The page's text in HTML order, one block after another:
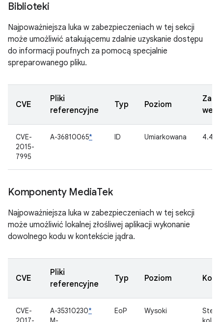
Biblioteki
Najpoważniejsza luka w zabezpieczeniach w tej sekcji
może umożliwić atakującemu zdalnie uzyskanie dostępu
do informacji poufnych za pomocą specjalnie
spreparowanego pliku.
CVE
Pliki
referencyjne
Typ Poziom
CVE-
2015-
7995
A-36810065* ID Umiarkowana 4.4.4
Komponenty MediaTek
Najpoważniejsza luka w zabezpieczeniach w tej sekcji
może umożliwić lokalnej złośliwej aplikacji wykonanie
dowolnego kodu w kontekście jądra.
CVE
Pliki
referencyjne
Typ Poziom
CVE-
A-35310230*
EoP Wysoki